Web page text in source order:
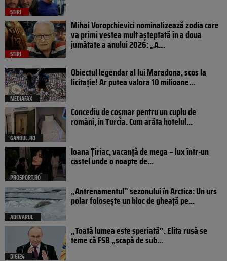
ȘTIRI
ȘTIRI
Mihai Voropchievici nominalizează zodia care
va primi vestea mult așteptată în a doua
jumătate a anului 2026: „A…
MEDIAFAX
Obiectul legendar al lui Maradona, scos la
licitație! Ar putea valora 10 milioane...
GANDUL.RO
Concediu de coșmar pentru un cuplu de
români, în Turcia. Cum arăta hotelul...
PROSPORT.RO
Ioana Țiriac, vacanță de mega – lux într-un
castel unde o noapte de...
ADEVARUL
„Antrenamentul” sezonului în Arctica: Un urs
polar folosește un bloc de gheață pe...
DIGI24
„Toată lumea este speriată”. Elita rusă se
teme că FSB „scapă de sub...